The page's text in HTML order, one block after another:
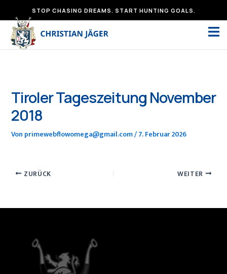
Inhalt
springen
STOP CHASING DREAMS. START HUNTING GOALS.
Tiroler Tageszeitung November
2018
Von primewebflowomega@gmail.com/7. Februar 2026
ZURÜCK WEITER